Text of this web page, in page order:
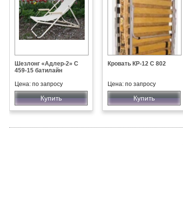
Шезлонг «Адлер-2» С
459-15 батилайн
Цена: по запросу
Купить
Кровать КР-12 С 802
Цена: по запросу
Купить